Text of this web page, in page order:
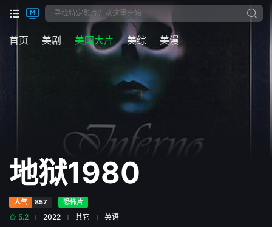
首页 美剧 美国大片 美综 美漫
地狱1980
人气 857 恐怖片
5.2 2022 其它 英语